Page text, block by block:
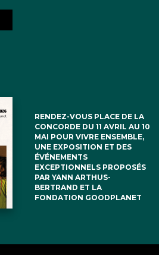
RENDEZ-VOUS PLACE DE LA
CONCORDE DU 11 AVRIL AU 10
MAI POUR VIVRE ENSEMBLE,
UNE EXPOSITION ET DES
ÉVÉNEMENTS
EXCEPTIONNELS PROPOSÉS
PAR YANN ARTHUS-
BERTRAND ET LA
FONDATION GOODPLANET